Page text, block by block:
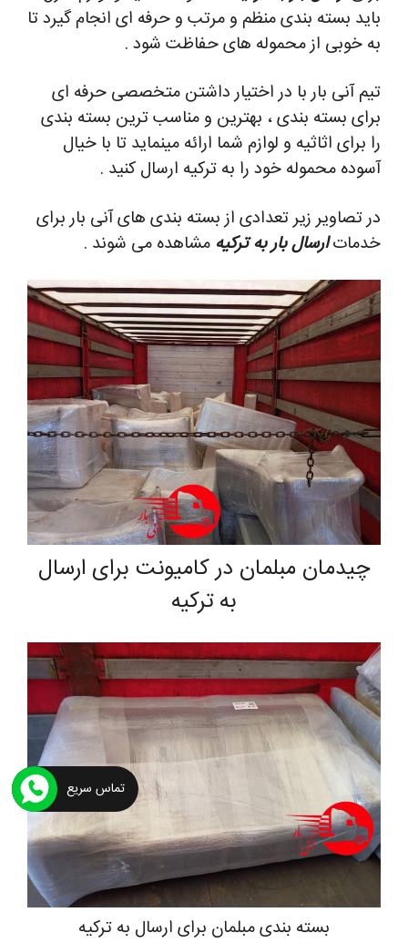
باید بسته بندی منظم و مرتب و حرفه ای انجام گیرد تا
به خوبی از محموله های حفاظت شود .
تیم آنی بار با در اختیار داشتن متخصصی حرفه ای
برای بسته بندی ، بهترین و مناسب ترین بسته بندی
را برای اثاثیه و لوازم شما ارائه مینماید تا با خیال
آسوده محموله خود را به ترکیه ارسال کنید .
در تصاویر زیر تعدادی از بسته بندی های آنی بار برای
خدماتارسال بار به ترکیه مشاهده می شوند .
چیدمان مبلمان در کامیونت برای ارسال
به ترکیه
بسته بندی مبلمان برای ارسال به ترکیه
تماس سریع